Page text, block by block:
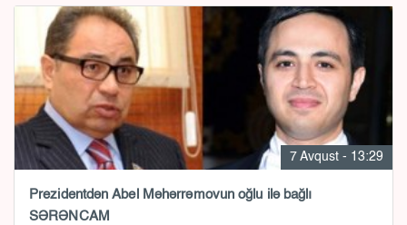
7 Avqust - 13:29
Prezidentdən Abel Məhərrəmovun oğlu ilə bağlı
SƏRƏNCAM